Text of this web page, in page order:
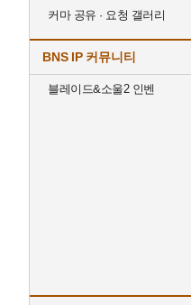
커마 공유 · 요청 갤러리
BNS IP 커뮤니티
블레이드&소울2 인벤